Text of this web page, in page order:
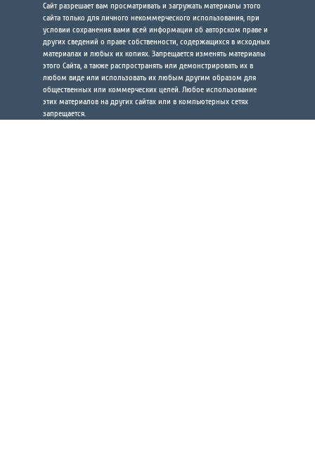
Сайт разрешает вам просматривать и загружать материалы этого
сайта только для личного некоммерческого использования, при
условии сохранения вами всей информации об авторском праве и
других сведений о праве собственности, содержащихся в исходных
материалах и любых их копиях. Запрещается изменять материалы
этого Сайта, а также распространять или демонстрировать их в
любом виде или использовать их любым другим образом для
общественных или коммерческих целей. Любое использование
этих материалов на других сайтах или в компьютерных сетях
запрещается.